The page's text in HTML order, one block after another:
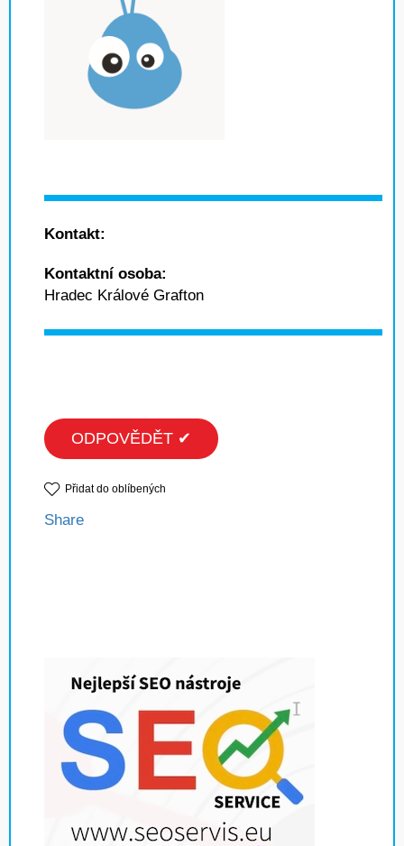
Kontakt:
Kontaktní osoba:
Hradec Králové Grafton
ODPOVĚDĚT ✔
Přidat do oblíbených
Share